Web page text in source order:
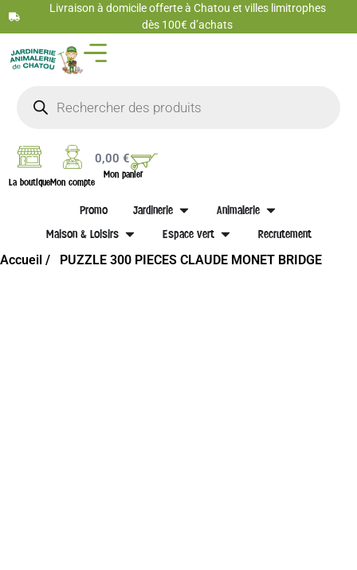
Livraison à domicile offerte à Chatou et villes limitrophes
dès 100€ d’achats
La boutiqueMon compte
0,00€
Mon panier
Promo Jardinerie
Animalerie
Maison & Loisirs
Espace vert Recrutement
Accueil / PUZZLE 300 PIECES CLAUDE MONET BRIDGE